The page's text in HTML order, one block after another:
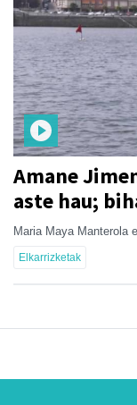
Amane
aste hau;
Maria Maya Manterola
Elkarrizketak